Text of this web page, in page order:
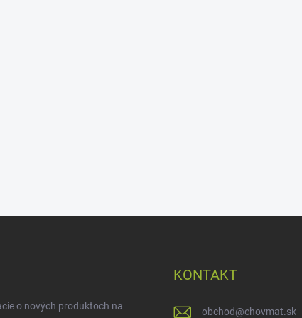
o nových produktoch na
KONTAKT
obchod@chovmat.sk